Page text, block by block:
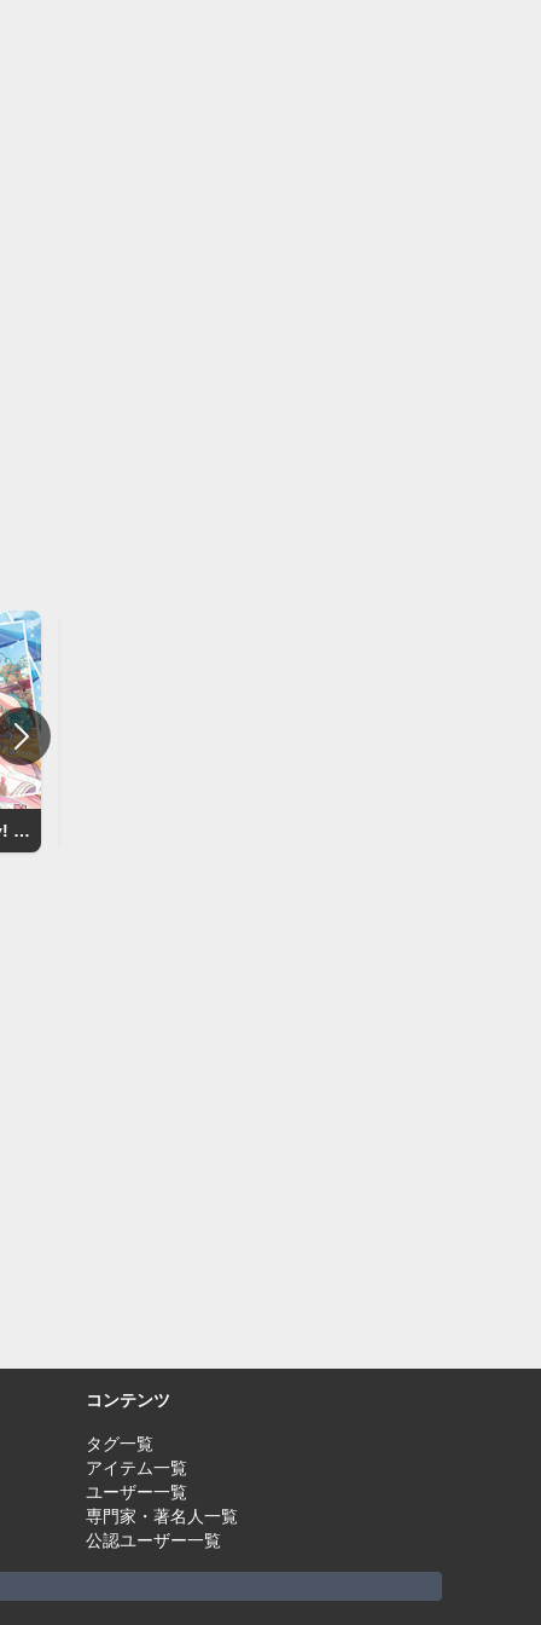
O-Ku-Ri-Mo-No Sunday! / THE IDOLM@STER
コンテンツ
タグ一覧
アイテム一覧
ユーザー一覧
専門家・著名人一覧
公認ユーザー一覧